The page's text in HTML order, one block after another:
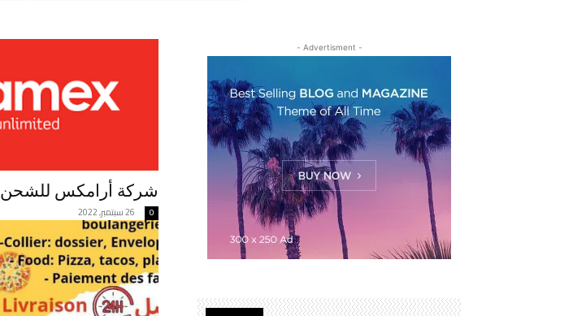
شركة أرامكس للشحن
26 سبتمبر, 2022 0
- Advertisment -